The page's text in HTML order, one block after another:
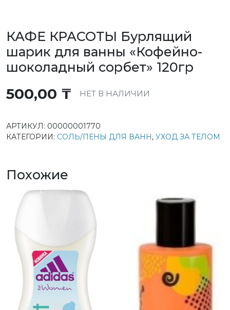
КАФЕ КРАСОТЫ Бурлящий
шарик для ванны «Кофейно-
шоколадный сорбет» 120гр
500,00 ₸ НЕТ В НАЛИЧИИ
АРТИКУЛ: 00000001770
КАТЕГОРИИ: СОЛЬ/ПЕНЫ ДЛЯ ВАНН, УХОД ЗА ТЕЛОМ
Похожие